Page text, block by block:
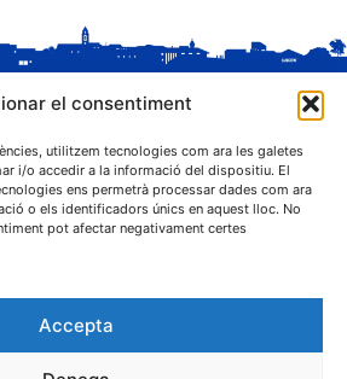
el consentiment
utilitzem tecnologies com ara les galetes
i/o accedir a la informació del dispositiu. El
ens permetrà processar dades com ara
o els identificadors únics en aquest lloc. No
pot afectar negativament certes
Accepta
(Pla d'Urgell)